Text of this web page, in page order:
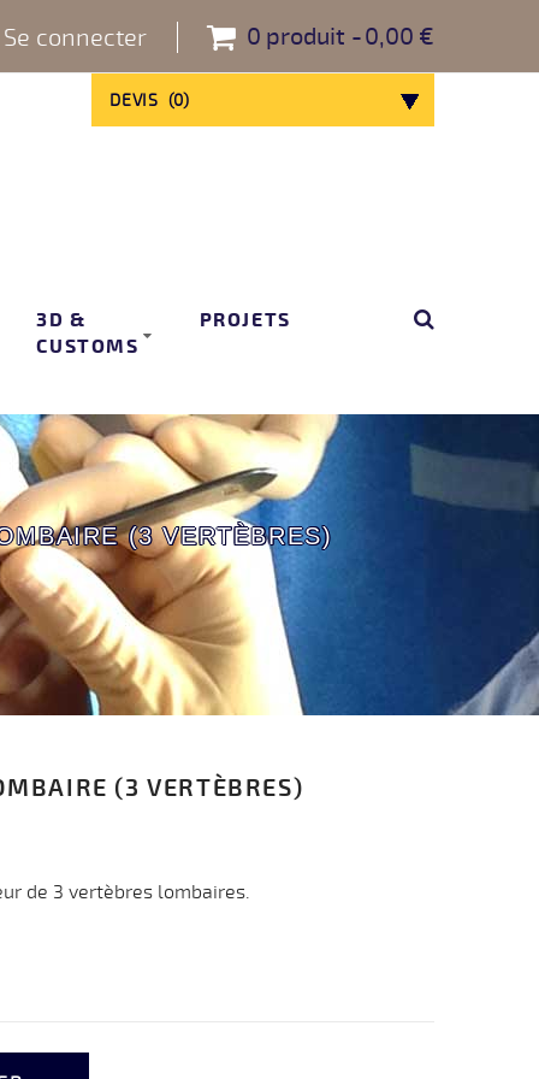
0 produit 0,00 €
Se connecter
DEVIS (0)
3D &
CUSTOMS
PROJETS
(3 VERTÈBRES)
(3 VERTÈBRES)
de 3 vertèbres lombaires.